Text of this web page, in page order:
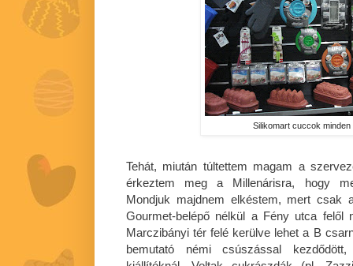
Silikomart cuccok
Tehát, miután túltettem magam a
érkeztem meg a Millenárisra, hogy
Mondjuk majdnem elkéstem, mert csak
Gourmet-belépő nélkül a Fény utca
Marczibányi tér felé kerülve lehet a B
bemutató némi csúszással